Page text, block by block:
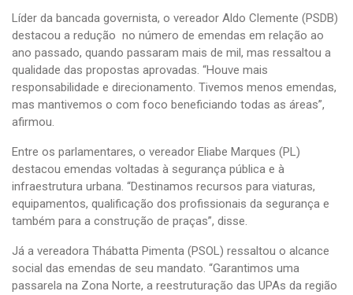
Líder da bancada governista, o vereador Aldo Clemente (PSDB)
destacou a redução no número de emendas em relação ao
ano passado, quando passaram mais de mil, mas ressaltou a
qualidade das propostas aprovadas. “Houve mais
responsabilidade e direcionamento. Tivemos menos emendas,
mas mantivemos o com foco beneficiando todas as áreas”,
afirmou.
Entre os parlamentares, o vereador Eliabe Marques (PL)
destacou emendas voltadas à segurança pública e à
infraestrutura urbana. “Destinamos recursos para viaturas,
equipamentos, qualificação dos profissionais da segurança e
também para a construção de praças”, disse.
Já a vereadora Thábatta Pimenta (PSOL) ressaltou o alcance
social das emendas de seu mandato. “Garantimos uma
passarela na Zona Norte, a reestruturação das UPAs da região